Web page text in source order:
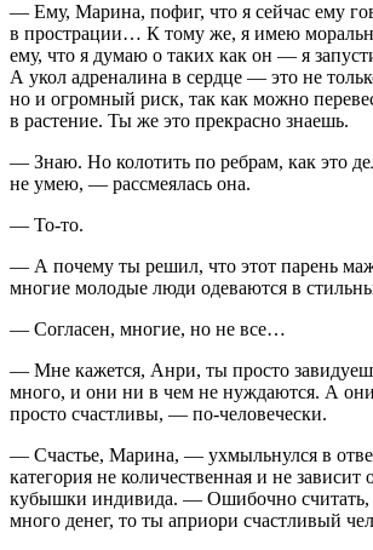
— Ему, Марина, пофиг, что я сейчас ему
в прострации… К тому же, я имею
ему, что я думаю о таких как он — я
А укол адреналина в сердце — это не
но и огромный риск, так как можно
в растение. Ты же это прекрасно знаешь.
— Знаю. Но колотить по ребрам, как это
не умею, — рассмеялась она.
— То-то.
— А почему ты решил, что этот парень
многие молодые люди одеваются в
— Согласен, многие, но не все…
— Мне кажется, Анри, ты просто
много, и они ни в чем не нуждаются. А
просто счастливы, — по-человечески.
— Счастье, Марина, — ухмыльнулся в
категория не количественная и не зависит
кубышки индивида. — Ошибочно считать,
много денег, то ты априори счастливый